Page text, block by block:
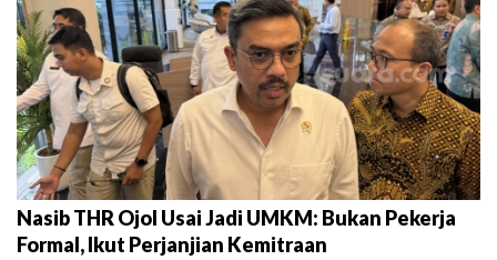
Nasib THR Ojol Usai Jadi UMKM: Bukan Pekerja
Formal, Ikut Perjanjian Kemitraan